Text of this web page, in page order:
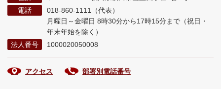
電話
018-860-1111（代表）
月曜日～金曜日 8時30分から17時15分まで （祝日・
年末年始を除く）
法人番号
1000020050008
アクセス 部署別電話番号